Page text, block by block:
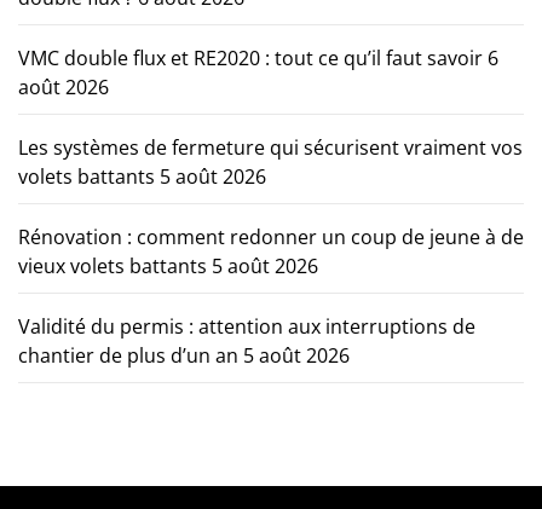
VMC double flux et RE2020 : tout ce qu’il faut savoir 6
août 2026
Les systèmes de fermeture qui sécurisent vraiment vos
volets battants 5 août 2026
Rénovation : comment redonner un coup de jeune à de
vieux volets battants 5 août 2026
Validité du permis : attention aux interruptions de
chantier de plus d’un an 5 août 2026